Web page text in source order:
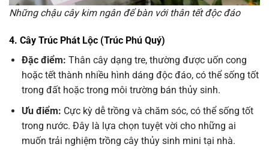
Những chậu cây kim ngân để bàn với thân tết độc đáo
4. Cây Trúc Phát Lộc (Trúc Phú Quý)
Đặc điểm: Thân cây dạng tre, thường được uốn cong
hoặc tết thành nhiều hình dáng độc đáo, có thể sống tốt
trong đất hoặc trong môi trường bán thủy sinh.
Ưu điểm: Cực kỳ dễ trồng và chăm sóc, có thể sống tốt
trong nước. Đây là lựa chọn tuyệt vời cho những ai
muốn trải nghiệm trồng cây thủy sinh mini tại nhà.